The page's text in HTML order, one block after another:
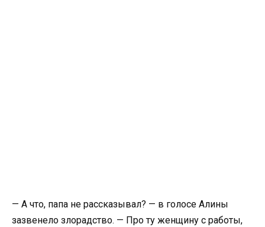
— А что, папа не рассказывал? — в голосе Алины
зазвенело злорадство. — Про ту женщину с работы,